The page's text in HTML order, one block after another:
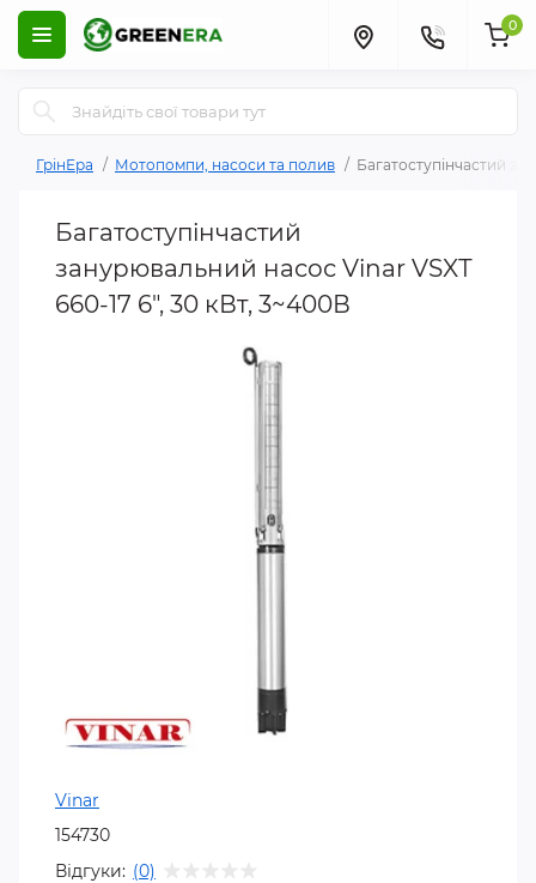
0
ГрінЕра Мотопомпи, насоси та полив Багатоступінчастий
Багатоступінчастий
занурювальний насос Vinar VSXТ
660-17 6", 30 кВт, 3~400В
Vinar
154730
Відгуки: (0)